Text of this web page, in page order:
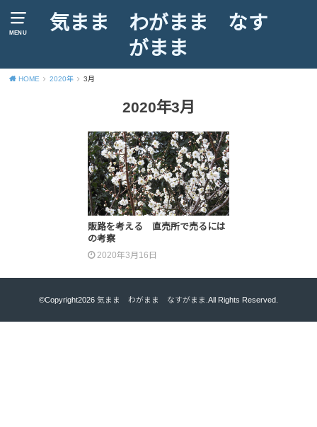
MENU
気まま わがまま なす
がまま
HOME 2020年 3月
2020年3月
販路を考える 直売所で売るには
の考察
2020年3月16日
©Copyright2026 気まま わがまま なすがまま .All Rights Reserved.